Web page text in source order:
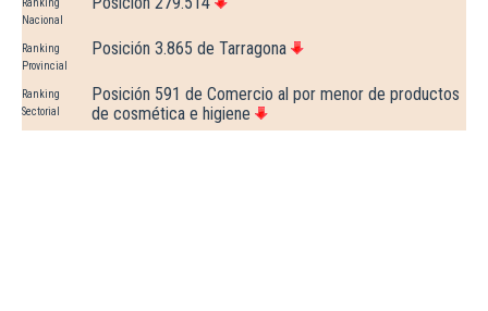
Ranking
Nacional
Ranking
Provincial
Posición 3.865 de Tarragona
Ranking
Sectorial
Posición 591 de Comercio al por menor de productos
de cosmética e higiene